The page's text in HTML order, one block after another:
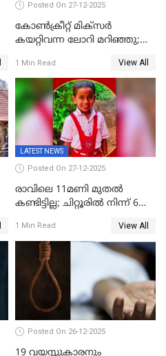
Posted On 27-12-2025
കോണ്‍ക്രീറ്റ് മിക്‌സര്‍
കയറ്റിവന്ന ലോറി മറിഞ്ഞു;
അപകടം കണ്ണൂരിൽ
1 Min Read View All
LATEST NEWS
Posted On 27-12-2025
രാവിലെ 11മണി മുതൽ
കണ്ടിട്ടില്ല; ചിറ്റൂരിൽ നിന്ന് 6
1 Min Read View All
Posted On 26-12-2025
19 വയസ്സുകാരനും